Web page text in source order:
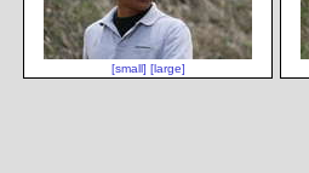
[small] [large]